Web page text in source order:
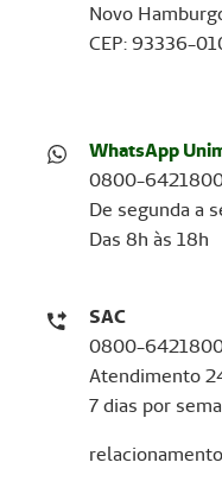
Novo
CEP: 93336-
WhatsApp
0800-
De segunda a
Das 8h às 18h
SAC
0800-
Atendimento
7 dias por